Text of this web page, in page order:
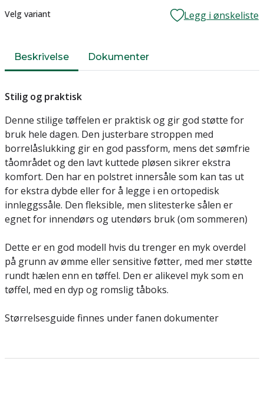
Lager
Velg variant Legg i ønskeliste
Beskrivelse Dokumenter
Stilig og praktisk
Denne stilige tøffelen er praktisk og gir god støtte for
bruk hele dagen. Den justerbare stroppen med
borrelåslukking gir en god passform, mens det sømfrie
tåområdet og den lavt kuttede pløsen sikrer ekstra
komfort. Den har en polstret innersåle som kan tas ut
for ekstra dybde eller for å legge i en ortopedisk
innleggssåle. Den fleksible, men slitesterke sålen er
egnet for innendørs og utendørs bruk (om sommeren)
Dette er en god modell hvis du trenger en myk overdel
på grunn av ømme eller sensitive føtter, med mer støtte
rundt hælen enn en tøffel. Den er alikevel myk som en
tøffel, med en dyp og romslig tåboks.
Størrelsesguide finnes under fanen dokumenter